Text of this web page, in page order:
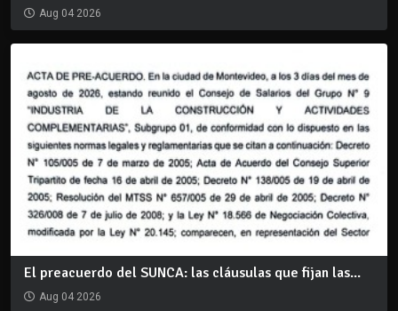
Aug 04 2026
El preacuerdo del SUNCA: las cláusulas que fijan las...
Aug 04 2026